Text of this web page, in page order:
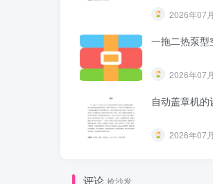
2026年07
一拖二热泵型
2026年07
自动盖章机
2026年07
评论 抢沙发